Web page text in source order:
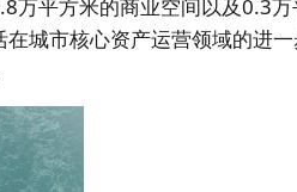
平方米的商业空间以及0.3
城市核心资产运营领域的进